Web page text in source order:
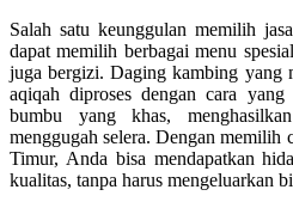
Salah satu keunggulan memilih
dapat memilih berbagai menu
juga bergizi. Daging kambing yang
aqiqah diproses dengan cara
bumbu yang khas,
menggugah selera. Dengan memilih
Timur, Anda bisa mendapatkan
kualitas, tanpa harus mengeluarkan